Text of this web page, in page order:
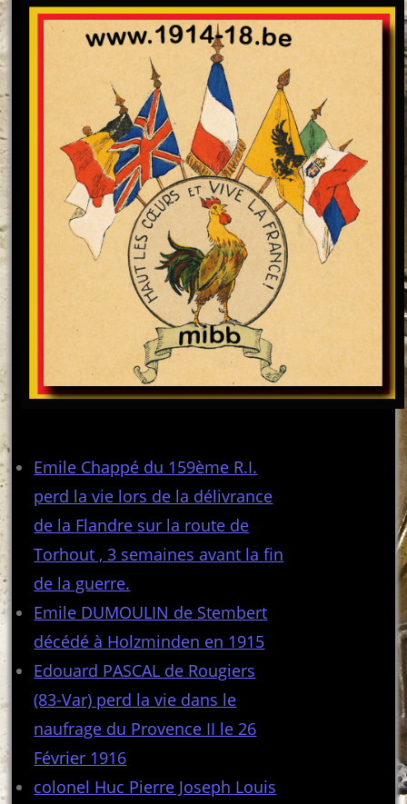
Emile Chappé du 159ème R.I.
perd la vie lors de la délivrance
de la Flandre sur la route de
Torhout , 3 semaines avant la fin
de la guerre.
Emile DUMOULIN de Stembert
décédé à Holzminden en 1915
Edouard PASCAL de Rougiers
(83-Var) perd la vie dans le
naufrage du Provence II le 26
Février 1916
colonel Huc Pierre Joseph Louis